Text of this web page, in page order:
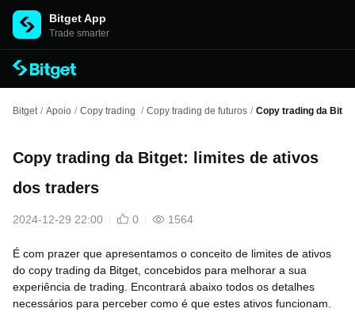
Bitget App
Trade smarter
Bitget / Apoio / Copy trading / Copy trading de futuros / Copy trading da
Copy trading da Bitget: limites de ativos
dos traders
2024-12-29 22:00 0 1564
É com prazer que apresentamos o conceito de limites de ativos
do copy trading da Bitget, concebidos para melhorar a sua
experiência de trading. Encontrará abaixo todos os detalhes
necessários para perceber como é que estes ativos funcionam.